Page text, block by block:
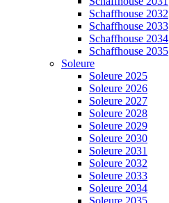
Schaffhouse 2032
Schaffhouse 2033
Schaffhouse 2034
Schaffhouse 2035
Soleure
Soleure 2025
Soleure 2026
Soleure 2027
Soleure 2028
Soleure 2029
Soleure 2030
Soleure 2031
Soleure 2032
Soleure 2033
Soleure 2034
Soleure 2035